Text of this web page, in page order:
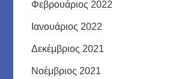
Φεβρουάριος 2022
Ιανουάριος 2022
Δεκέμβριος 2021
Νοέμβριος 2021